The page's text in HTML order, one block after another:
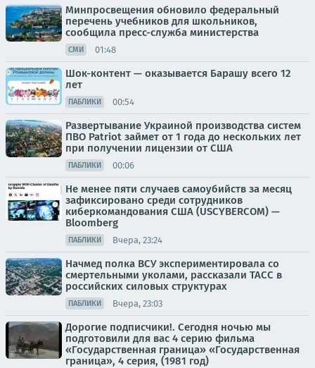
Минпросвещения обновило федеральный
перечень учебников для школьников,
сообщила пресс-служба министерства
СМИ 01:48
Шок-контент — оказывается Барашу всего 12
лет
ПАБЛИКИ 00:54
Развертывание Украиной производства систем
ПВО Patriot займет от 1 года до нескольких лет
при получении лицензии от США
ПАБЛИКИ 00:06
Не менее пяти случаев самоубийств за месяц
зафиксировано среди сотрудников
киберкомандования США (USCYBERCOM) —
Bloomberg
ПАБЛИКИ Вчера, 23:24
Начмед полка ВСУ экспериментировала со
смертельными уколами, рассказали ТАСС в
российских силовых структурах
ПАБЛИКИ Вчера, 23:03
Дорогие подписчики!. Сегодня ночью мы
подготовили для вас 4 серию фильма
«Государственная граница» «Государственная
граница», 4 серия, (1981 год)